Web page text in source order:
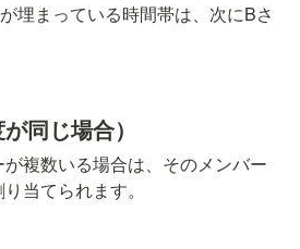
埋まっている時間帯は、次にBさ
同じ場合）
複数いる場合は、そのメンバー
当てられます。